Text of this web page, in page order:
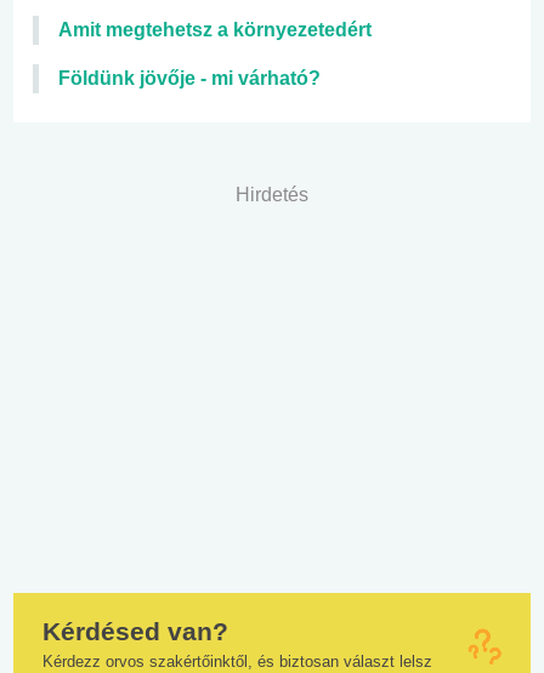
Amit megtehetsz a környezetedért
Földünk jövője - mi várható?
Hirdetés
Kérdésed van?
Kérdezz orvos szakértőinktől, és biztosan választ lelsz